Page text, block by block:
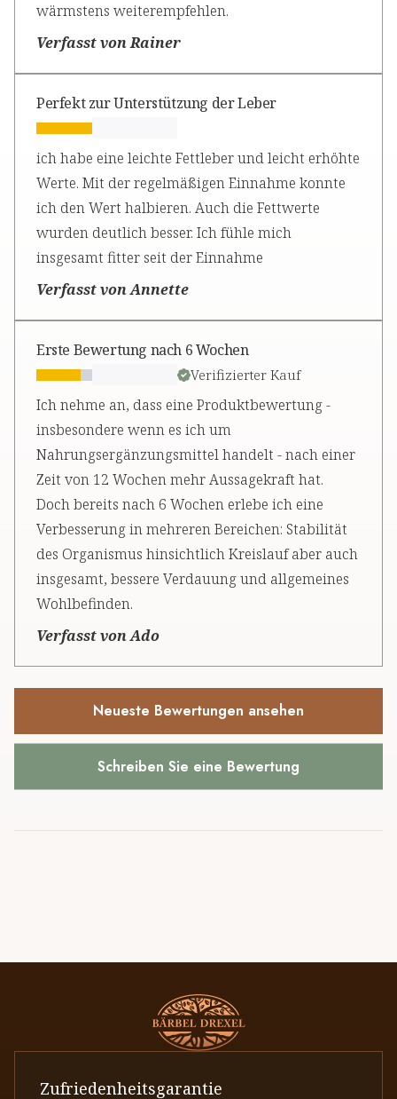
wärmstens weiterempfehlen.
Verfasst von Rainer
Perfekt zur Unterstützung der Leber
ich habe eine leichte Fettleber und leicht erhöhte
Werte. Mit der regelmäßigen Einnahme konnte
ich den Wert halbieren. Auch die Fettwerte
wurden deutlich besser. Ich fühle mich
insgesamt fitter seit der Einnahme
Verfasst von Annette
Erste Bewertung nach 6 Wochen
Verifizierter Kauf
Ich nehme an, dass eine Produktbewertung -
insbesondere wenn es ich um
Nahrungsergänzungsmittel handelt - nach einer
Zeit von 12 Wochen mehr Aussagekraft hat.
Doch bereits nach 6 Wochen erlebe ich eine
Verbesserung in mehreren Bereichen: Stabilität
des Organismus hinsichtlich Kreislauf aber auch
insgesamt, bessere Verdauung und allgemeines
Wohlbefinden.
Verfasst von Ado
Neueste Bewertungen ansehen
Schreiben Sie eine Bewertung
Zufriedenheitsgarantie